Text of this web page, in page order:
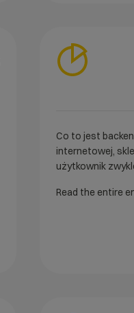
Co to jest
internetowej,
użytkownik
Read the entire